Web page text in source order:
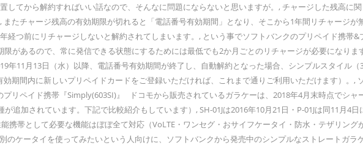
してから解約すればいい話なので、そんなに問題にならないと思いますが。, チャージした残高
たチャージ残高の有効期限が切れると「電話番号有効期間」となり、そこから1年間リチャージ
経つ前にリチャージしないと解約されてしまいます。, という事でソフトバンクのプリペイド携帯
があるので、常に発信できる状態にするためには最低でも2か月ごとのリチャージが必要になり
年11月13日（水）以降、電話番号有効期間が終了し、自動解約となった場合、シンプルスタイル
期間内に新しいプリペイドカードをご登録いただければ、これまで通りご利用いただけます）。
リペイド携帯『Simply(603SI)』 ドコモから販売されているガラケーは、2018年4月末時点でシャ
追加されています。下記で比較紹介もしています）, SH-01Jは2016年10月21日・P-01Jは同11月4
携帯として必要な機能はぼぼ全て対応（VoLTE・ワンセグ・おサイフケータイ・防水・テザリン
のケータイを使ってみたいという人向けに、ソフトバンクから発売中のシンプルなストレートガ